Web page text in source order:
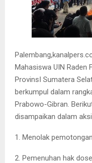
Mahasiswa UIN Raden
ProvinsI Sumatera
berkumpul dalam
Prabowo-Gibran.
disampaikan dalam
1. Menolak
2. Pemenuhan hak